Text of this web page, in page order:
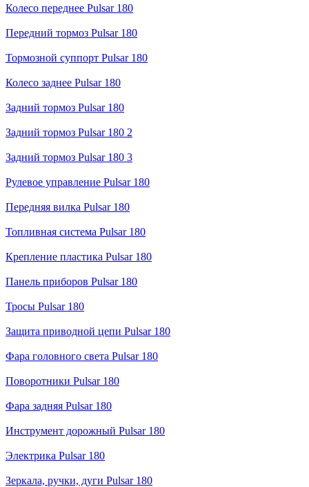
Колесо переднее Pulsar 180
Передний тормоз Pulsar 180
Тормозной суппорт Pulsar 180
Колесо заднее Pulsar 180
Задний тормоз Pulsar 180
Задний тормоз Pulsar 180 2
Задний тормоз Pulsar 180 3
Рулевое управление Pulsar 180
Передняя вилка Pulsar 180
Топливная система Pulsar 180
Крепление пластика Pulsar 180
Панель приборов Pulsar 180
Тросы Pulsar 180
Защита приводной цепи Pulsar 180
Фара головного света Pulsar 180
Поворотники Pulsar 180
Фара задняя Pulsar 180
Инструмент дорожный Pulsar 180
Электрика Pulsar 180
Зеркала, ручки, дуги Pulsar 180